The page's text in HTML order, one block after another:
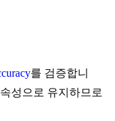
를 검증합니
성으로 유지하므로